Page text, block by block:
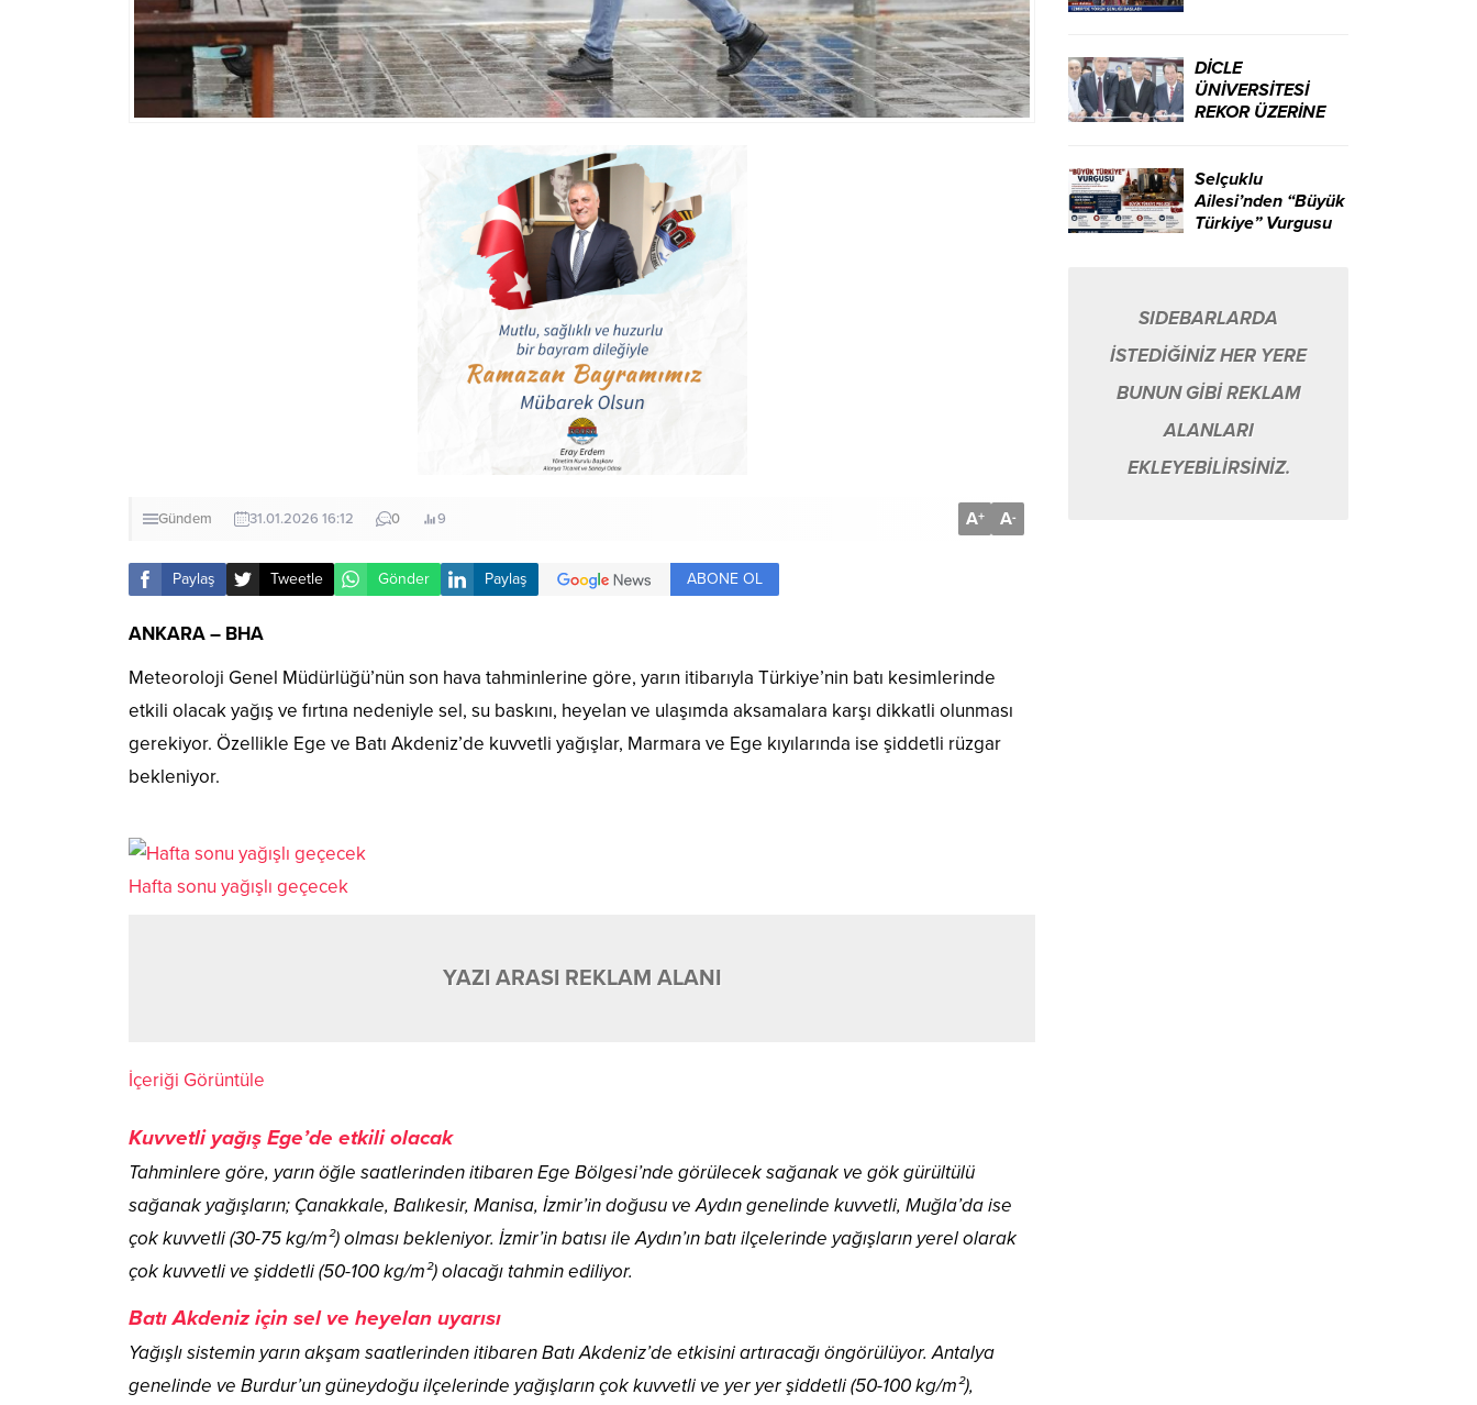
Gündem 31.01.2026 16:12 0 9 A+ A-
Paylaş Tweetle Gönder Paylaş ABONE OL
ANKARA – BHA
Meteoroloji Genel Müdürlüğü’nün son hava tahminlerine göre, yarın itibarıyla Türkiye’nin batı kesimlerinde
etkili olacak yağış ve fırtına nedeniyle sel, su baskını, heyelan ve ulaşımda aksamalara karşı dikkatli olunması
gerekiyor. Özellikle Ege ve Batı Akdeniz’de kuvvetli yağışlar, Marmara ve Ege kıyılarında ise şiddetli rüzgar
bekleniyor.
Hafta sonu yağışlı geçecek
YAZI ARASI REKLAM ALANI
İçeriği Görüntüle
Kuvvetli yağış Ege’de etkili olacak
Tahminlere göre, yarın öğle saatlerinden itibaren Ege Bölgesi’nde görülecek sağanak ve gök gürültülü
sağanak yağışların; Çanakkale, Balıkesir, Manisa, İzmir’in doğusu ve Aydın genelinde kuvvetli, Muğla’da ise
çok kuvvetli (30-75 kg/m²) olması bekleniyor. İzmir’in batısı ile Aydın’ın batı ilçelerinde yağışların yerel olarak
çok kuvvetli ve şiddetli (50-100 kg/m²) olacağı tahmin ediliyor.
Batı Akdeniz için sel ve heyelan uyarısı
Yağışlı sistemin yarın akşam saatlerinden itibaren Batı Akdeniz’de etkisini artıracağı öngörülüyor. Antalya
genelinde ve Burdur’un güneydoğu ilçelerinde yağışların çok kuvvetli ve yer yer şiddetli (50-100 kg/m²),
DİCLE
ÜNİVERSİTESİ
REKOR ÜZERİNE
Selçuklu
Ailesi’nden “Büyük
Türkiye” Vurgusu
SIDEBARLARDA
İSTEDİĞİNİZ HER YERE
BUNUN GİBİ REKLAM
ALANLARI
EKLEYEBİLİRSİNİZ.